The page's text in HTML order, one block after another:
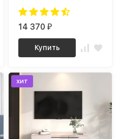
как ИКЕА МАЛЬМ (IKEA
MALM) МК 1600.1 (МП/3)
МС мори
14 370₽
Купить
хит